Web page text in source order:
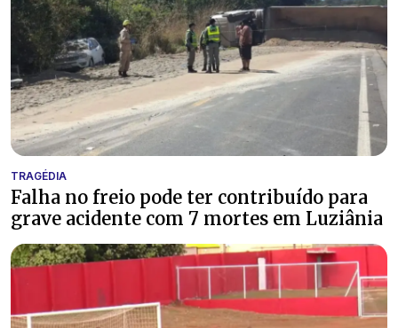
TRAGÉDIA
Falha no freio pode ter contribuído para
grave acidente com 7 mortes em Luziânia